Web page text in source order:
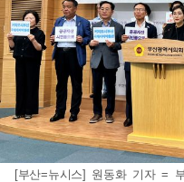
[부산=뉴시스] 원동화 기자 =